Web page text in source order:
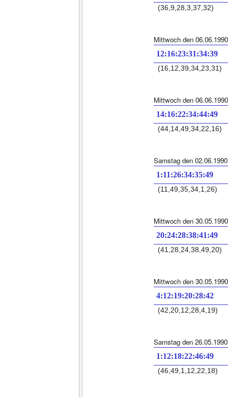
(36,9,28,3,37,32)
Mittwoch den 06.06.1990
12:16:23:31:34:39
(16,12,39,34,23,31)
Mittwoch den 06.06.1990
14:16:22:34:44:49
(44,14,49,34,22,16)
Samstag den 02.06.1990
1:11:26:34:35:49
(11,49,35,34,1,26)
Mittwoch den 30.05.1990
20:24:28:38:41:49
(41,28,24,38,49,20)
Mittwoch den 30.05.1990
4:12:19:20:28:42
(42,20,12,28,4,19)
Samstag den 26.05.1990
1:12:18:22:46:49
(46,49,1,12,22,18)